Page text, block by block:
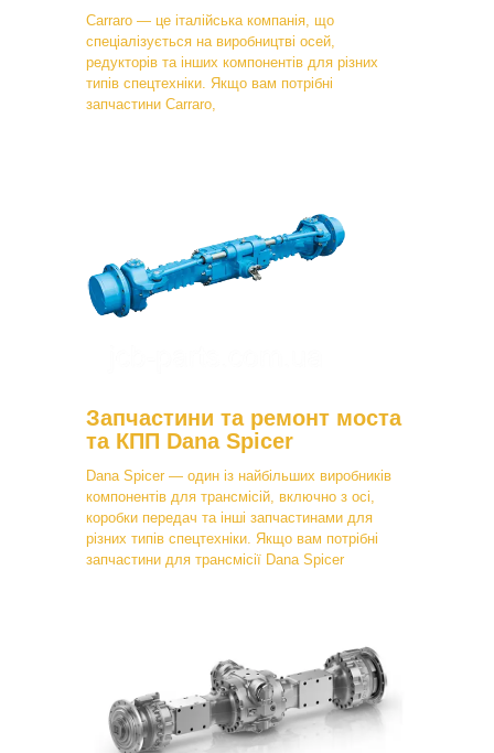
Carraro — це італійська компанія, що
спеціалізується на виробництві осей,
редукторів та інших компонентів для різних
типів спецтехніки. Якщо вам потрібні
запчастини Carraro,
Запчастини та ремонт моста
та КПП Dana Spicer
Dana Spicer — один із найбільших виробників
компонентів для трансмісій, включно з осі,
коробки передач та інші запчастинами для
різних типів спецтехніки. Якщо вам потрібні
запчастини для трансмісії Dana Spicer